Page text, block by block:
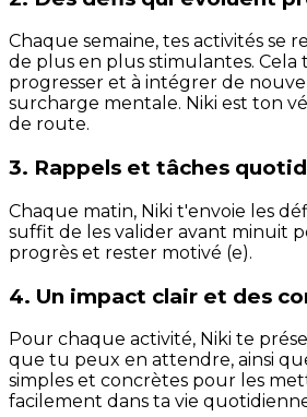
Chaque semaine, tes activités se
de plus en plus stimulantes. Cela
progresser et à intégrer de
surcharge mentale. Niki est ton
de route.
3. Rappels et tâches
Chaque matin, Niki t'envoie les
suffit de les valider avant minuit
progrès et rester motivé (e).
4. Un impact clair et des
Pour chaque activité, Niki te
que tu peux en attendre, ainsi
simples et concrètes pour les
facilement dans ta vie